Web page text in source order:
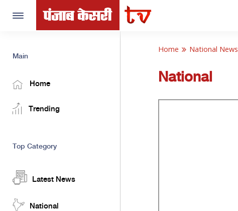
Toggle
Main
Home
Trending
Top Category
Latest News
National
Home National News
National